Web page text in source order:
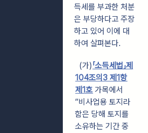
득세를 부과한 처분
은 부당하다고 주장
하고 있어 이에 대
하여 살펴본다.
(가)「소득세법」제
104조의3 제1항
제1호 가목에서
“비사업용 토지라
함은 당해 토지를
소유하는 기간 중